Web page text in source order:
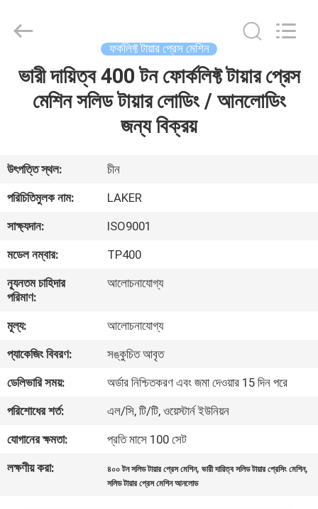
বাড়ি
আমাদের
সম্পর্কে
কারখানা
ভ্রমণ
নিয়ন্ত্রণ
আমাদের
সাথে
যোগাযোগ
করুন
CO.,LIMITED.
ফর্কলিফ্ট টায়ার প্রেস মেশিন
ভারী দায়িত্ব 400 টন ফোর্কলিফ্ট টায়ার প্রেস
মেশিন সলিড টায়ার লোডিং / আনলোডিং
জন্য বিক্রয়
উৎপত্তি স্থল:
চীন
পরিচিতিমুলক নাম:
LAKER
সাক্ষ্যদান:
ISO9001
মডেল নম্বার:
TP400
ন্যূনতম চাহিদার
পরিমাণ:
আলোচনাযোগ্য
মূল্য:
আলোচনাযোগ্য
প্যাকেজিং বিবরণ:
সঙ্কুচিত আবৃত
ডেলিভারি সময়:
অর্ডার নিশ্চিতকরণ এবং জমা দেওয়ার 15 দিন পরে
পরিশোধের শর্ত:
এল/সি, টি/টি, ওয়েস্টার্ন ইউনিয়ন
যোগানের ক্ষমতা:
প্রতি মাসে 100 সেট
লক্ষণীয় করা:
৪০০ টন সলিড টায়ার প্রেস মেশিন,ভারী দায়িত্ব সলিড টায়ার প্রেসিং মেশিন,
সলিড টায়ার প্রেস মেশিন আনলোড